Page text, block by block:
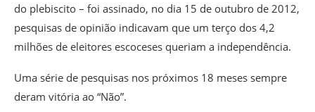
do plebiscito – foi assinado, no dia 15 de outubro de 2012,
pesquisas de opinião indicavam que um terço dos 4,2
milhões de eleitores escoceses queriam a independência.
Uma série de pesquisas nos próximos 18 meses sempre
deram vitória ao “Não”.